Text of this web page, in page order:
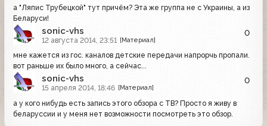
а "Ляпис Трубецкой" тут причём? Эта же группа не с Украины, а из
Беларуси!
sonic-vhs
12 августа 2014, 23:51 [Материал]
0
мне кажется из гос. каналов детские передачи напрорчь пропали.
вот раньше их было много, а сейчас...
sonic-vhs
15 апреля 2014, 18:46 [Материал]
0
а у кого нибудь есть запись этого обзора с ТВ? Просто я живу в
беларуссии и у меня нет возможности посмотреть это обзор.